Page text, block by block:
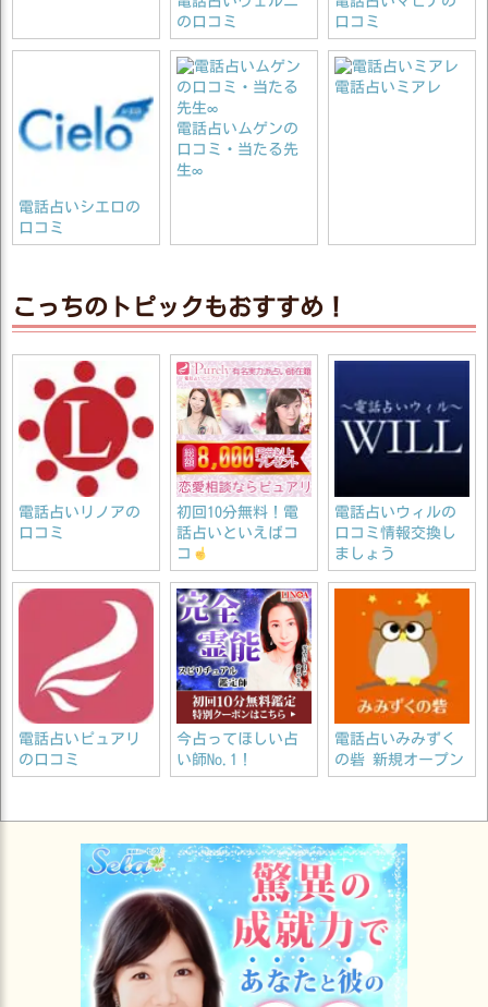
の口コミ
口コミ
電話占いシエロの
口コミ
電話占いムゲンの
口コミ・当たる先
生∞
電話占いミアレ
こっちのトピックもおすすめ！
電話占いリノアの
口コミ
初回10分無料！電
話占いといえばコ
コ
電話占いウィルの
口コミ情報交換し
ましょう
電話占いピュアリ
の口コミ
今占ってほしい占
い師No.1！
電話占いみみずく
の砦 新規オープン